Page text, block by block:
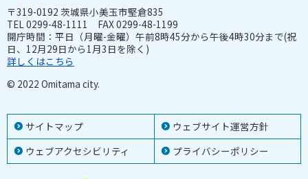
サイトマップ
ウェブサイト運営方針
ウェブアクセシビリティ
プライバシーポリシー
〒319-0192 茨城県小美玉市堅倉835
TEL 0299-48-1111 FAX 0299-48-1199
開庁時間：平日（月曜-金曜）午前8時45分から午後4時30分まで(祝
日、12月29日から1月3日を除く)
詳しくはこちら
© 2022 Omitama city.